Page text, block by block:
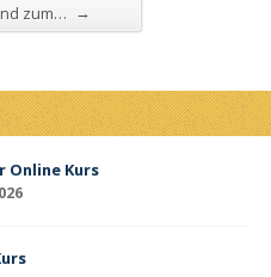
zum… →
Online Kurs